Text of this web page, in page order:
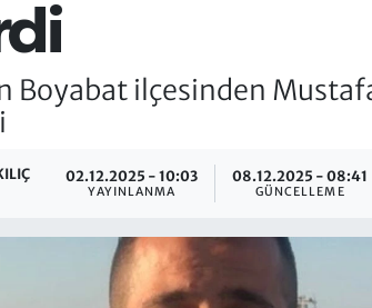
Boyabat ilçesinden
02.12.2025 - 10:03
YAYINLANMA
08.12.2025 - 08:41
GÜNCELLEME